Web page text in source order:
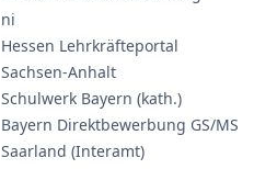
ni
Hessen Lehrkräfteportal
Sachsen-Anhalt
Schulwerk Bayern (kath.)
Bayern Direktbewerbung GS/MS
Saarland (Interamt)